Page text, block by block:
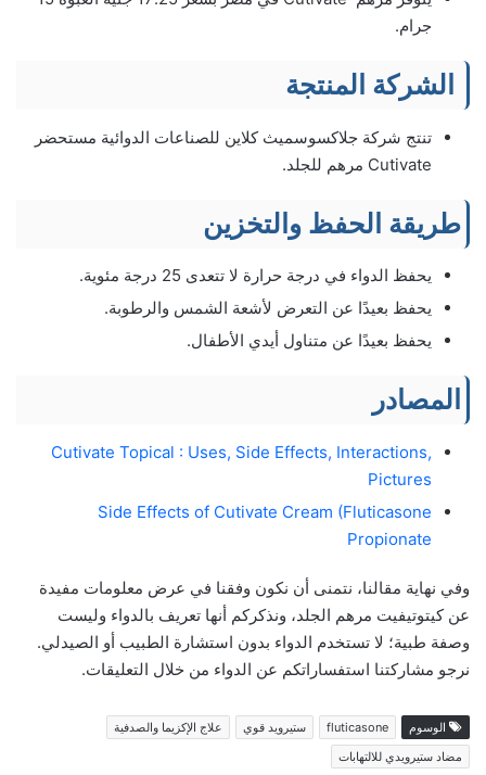
جرام.
الشركة المنتجة
تنتج شركة جلاكسوسميث كلاين للصناعات الدوائية مستحضر
Cutivate مرهم للجلد.
طريقة الحفظ والتخزين
يحفظ الدواء في درجة حرارة لا تتعدى 25 درجة مئوية.
يحفظ بعيدًا عن التعرض لأشعة الشمس والرطوبة.
يحفظ بعيدًا عن متناول أيدي الأطفال.
المصادر
Cutivate Topical : Uses, Side Effects, Interactions,
Pictures
Side Effects of Cutivate Cream (Fluticasone
Propionate
وفي نهاية مقالنا، نتمنى أن نكون وفقنا في عرض معلومات مفيدة
عن كيتوتيفيت مرهم الجلد، ونذكركم أنها تعريف بالدواء وليست
وصفة طبية؛ لا تستخدم الدواء بدون استشارة الطبيب أو الصيدلي.
نرجو مشاركتنا استفساراتكم عن الدواء من خلال التعليقات.
الوسوم fluticasone ستيرويد قوي
علاج الإكزيما والصدفية
مضاد ستيرويدي للالتهابات